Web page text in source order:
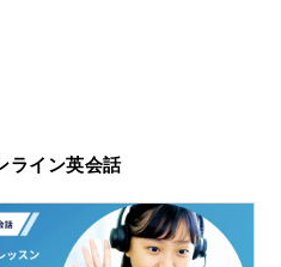
ライン英会話